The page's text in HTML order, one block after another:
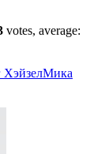
votes, average:
ХэйзелМика